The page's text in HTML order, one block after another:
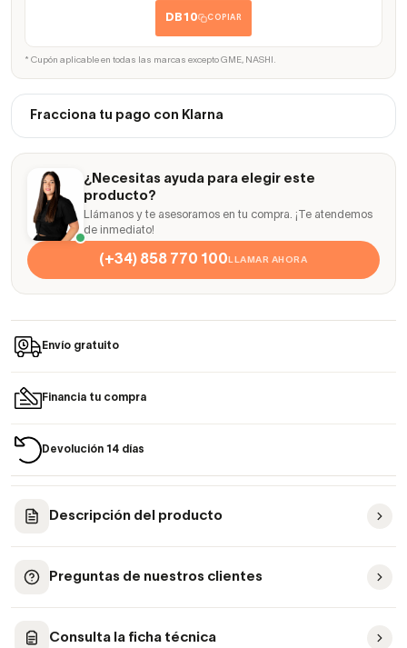
DB10 COPIAR
* Cupón aplicable en todas las marcas excepto GME, NASHI.
Fracciona tu pago con Klarna
¿Necesitas ayuda para elegir este
producto?
Llámanos y te asesoramos en tu compra. ¡Te atendemos
de inmediato!
(+34) 858 770 100LLAMAR AHORA
Envío gratuito
Financia tu compra
Devolución 14 días
Descripción del producto
Preguntas de nuestros clientes
Consulta la ficha técnica